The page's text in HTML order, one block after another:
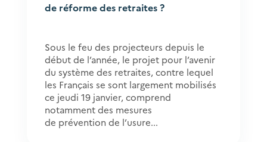
de réforme des retraites ?
Sous le feu des projecteurs depuis le
début de l’année, le projet pour l’avenir
du système des retraites, contre lequel
les Français se sont largement mobilisés
ce jeudi 19 janvier, comprend
notamment des mesures
de prévention de l’usure...